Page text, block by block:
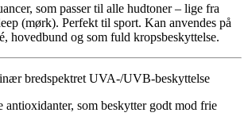
som passer til alle hudtoner – lige fra
(mørk). Perfekt til sport. Kan anvendes på
hovedbund og som fuld kropsbeskyttelse.
bredspektret UVA-/UVB-beskyttelse
antioxidanter, som beskytter godt mod frie